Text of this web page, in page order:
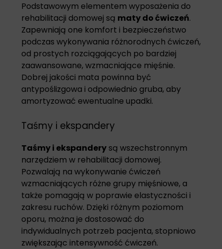
Podstawowym elementem wyposażenia do
rehabilitacji domowej są maty do ćwiczeń.
Zapewniają one komfort i bezpieczeństwo
podczas wykonywania różnorodnych ćwiczeń,
od prostych rozciągających po bardziej
zaawansowane, wzmacniające mięśnie.
Dobrej jakości mata powinna być
antypoślizgowa i odpowiednio gruba, aby
amortyzować ewentualne upadki.
Taśmy i ekspandery
Taśmy i ekspanderysą wszechstronnym
narzędziem w rehabilitacji domowej.
Pozwalają na wykonywanie ćwiczeń
wzmacniających różne grupy mięśniowe, a
także pomagają w poprawie elastyczności i
zakresu ruchów. Dzięki różnym poziomom
oporu, można je dostosować do
indywidualnych potrzeb pacjenta, stopniowo
zwiększając intensywność ćwiczeń.